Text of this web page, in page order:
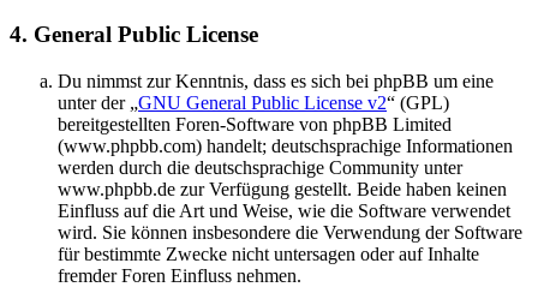
4. General Public License
Du nimmst zur Kenntnis, dass es sich bei phpBB um eine
unter der „GNU General Public License v2“ (GPL)
bereitgestellten Foren-Software von phpBB Limited
(www.phpbb.com) handelt; deutschsprachige Informationen
werden durch die deutschsprachige Community unter
www.phpbb.de zur Verfügung gestellt. Beide haben keinen
Einfluss auf die Art und Weise, wie die Software verwendet
wird. Sie können insbesondere die Verwendung der Software
für bestimmte Zwecke nicht untersagen oder auf Inhalte
fremder Foren Einfluss nehmen.